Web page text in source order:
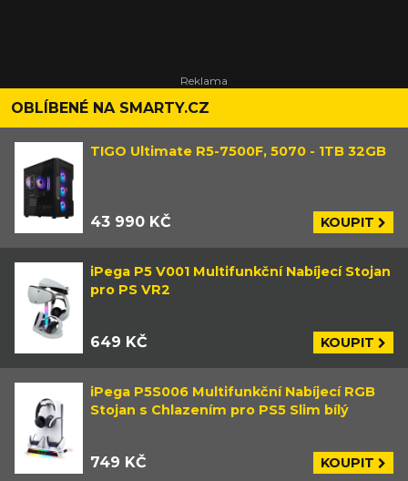
OBLÍBENÉ NA SMARTY.CZ
TIGO Ultimate R5-7500F, 5070 - 1TB 32GB
43 990 KČ KOUPIT
iPega P5 V001 Multifunkční Nabíjecí Stojan
pro PS VR2
649 KČ KOUPIT
iPega P5S006 Multifunkční Nabíjecí RGB
Stojan s Chlazením pro PS5 Slim bílý
749 KČ KOUPIT